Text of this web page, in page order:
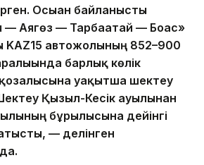
Осыған байланысты
— Аягөз — Тарбағатай — Боғас»
KAZ15 автожолының 852–900
барлық көлік
қозғалысына уақытша шектеу
Қызыл-Кесік ауылынан
бұрылысына дейінгі
— делінген